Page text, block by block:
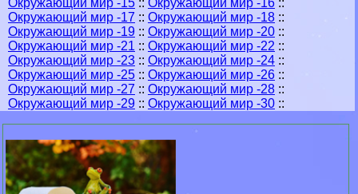
Окружающий мир -17 :: Окружающий мир -18 ::
Окружающий мир -19 :: Окружающий мир -20 ::
Окружающий мир -21 :: Окружающий мир -22 ::
Окружающий мир -23 :: Окружающий мир -24 ::
Окружающий мир -25 :: Окружающий мир -26 ::
Окружающий мир -27 :: Окружающий мир -28 ::
Окружающий мир -29 :: Окружающий мир -30 ::